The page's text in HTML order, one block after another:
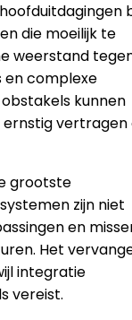
die moeilijk te
weerstand
en complexe
kunnen
vertragen
grootste
zijn niet
en
Het
integratie
vereist.